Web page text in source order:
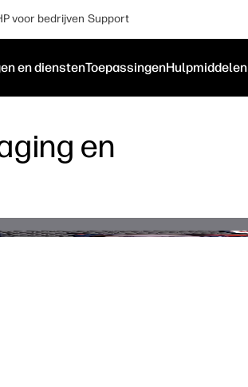
voor bedrijven Support
en dienstenToepassingenHulpmiddelen
en